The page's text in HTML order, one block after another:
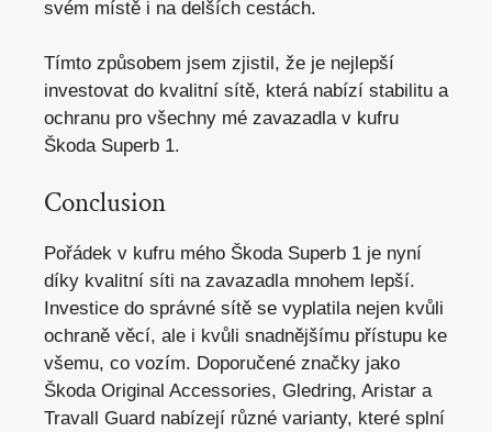
svém místě i na delších cestách.
Tímto způsobem jsem zjistil, že je nejlepší
investovat do kvalitní sítě, která nabízí stabilitu a
ochranu pro všechny mé zavazadla v kufru
Škoda Superb 1.
Conclusion
Pořádek v kufru mého Škoda Superb 1 je nyní
díky kvalitní síti na zavazadla mnohem lepší.
Investice do správné sítě se vyplatila nejen kvůli
ochraně věcí, ale i kvůli snadnějšímu přístupu ke
všemu, co vozím. Doporučené značky jako
Škoda Original Accessories, Gledring, Aristar a
Travall Guard nabízejí různé varianty, které splní